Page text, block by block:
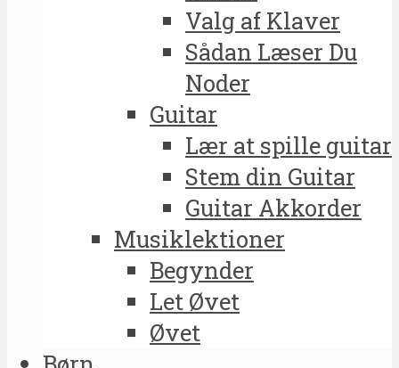
Valg af Klaver
Sådan Læser Du
Noder
Guitar
Lær at spille guitar
Stem din Guitar
Guitar Akkorder
Musiklektioner
Begynder
Let Øvet
Øvet